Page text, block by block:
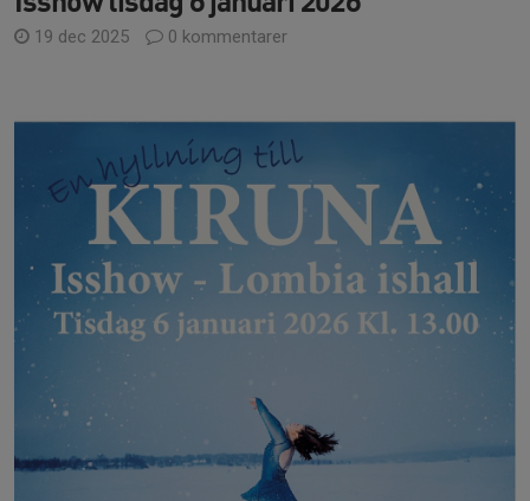
19 dec 2025 0 kommentarer